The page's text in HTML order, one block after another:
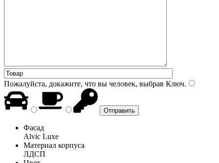
Пожалуйста, докажите, что вы человек, выбрав Ключ.
Фасад
Alvic Luxe
Материал корпуса
ЛДСП